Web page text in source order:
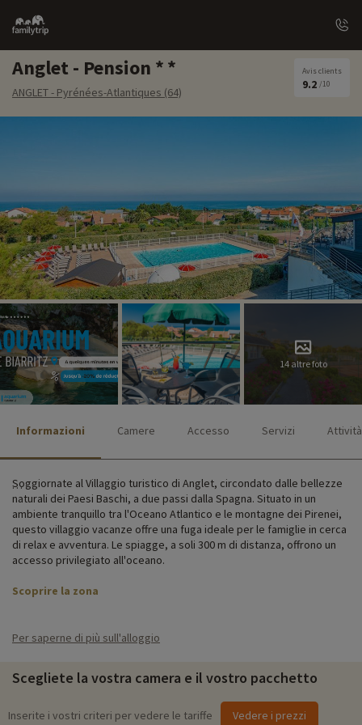
Family
trip
Anglet - Pension
ANGLET - Pyrénées-Atlantiques (64)
Avis clients
9.2 /10
14 altre foto
Informazioni Camere Accesso Servizi Attività
Soggiornate al Villaggio turistico di Anglet, circondato dalle bellezze
naturali dei Paesi Baschi, a due passi dalla Spagna. Situato in un
ambiente tranquillo tra l'Oceano Atlantico e le montagne dei Pirenei,
questo villaggio vacanze offre una fuga ideale per le famiglie in cerca
di relax e avventura. Le spiagge, a soli 300 m di distanza, offrono un
accesso privilegiato all'oceano.
Scoprire la zona
confortevole, pratica e divertente possibile. Ci sono un ristorante, un
e una lavanderia.
Godetevi una vacanza tranquilla nel cuore della natura, lontano dalla
Per saperne di più sull'alloggio
Scegliete la vostra camera e il vostro pacchetto
Inserite i vostri criteri per vedere le tariffe Vedere i prezzi